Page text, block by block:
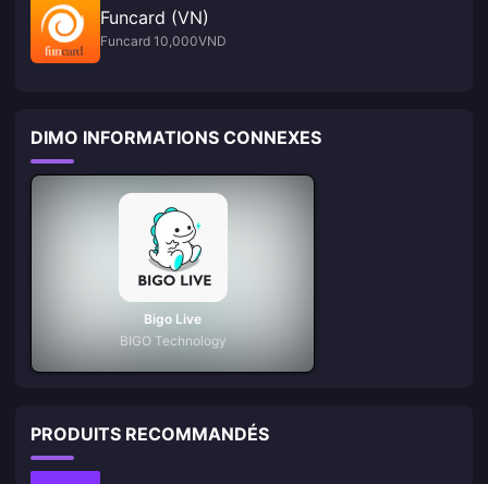
Funcard (VN)
Funcard 10,000VND
DIMO INFORMATIONS CONNEXES
Bigo Live
BIGO Technology
PRODUITS RECOMMANDÉS